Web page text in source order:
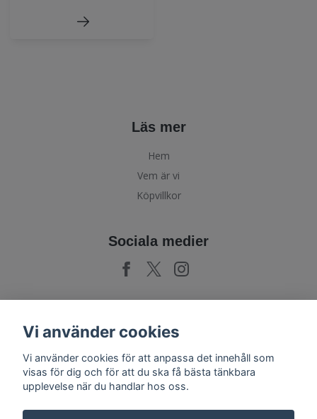
Läs mer
Hem
Vem är vi
Köpvillkor
Sociala medier
Prenumerera
Vi använder cookies
Vi använder cookies för att anpassa det innehåll som
visas för dig och för att du ska få bästa tänkbara
upplevelse när du handlar hos oss.